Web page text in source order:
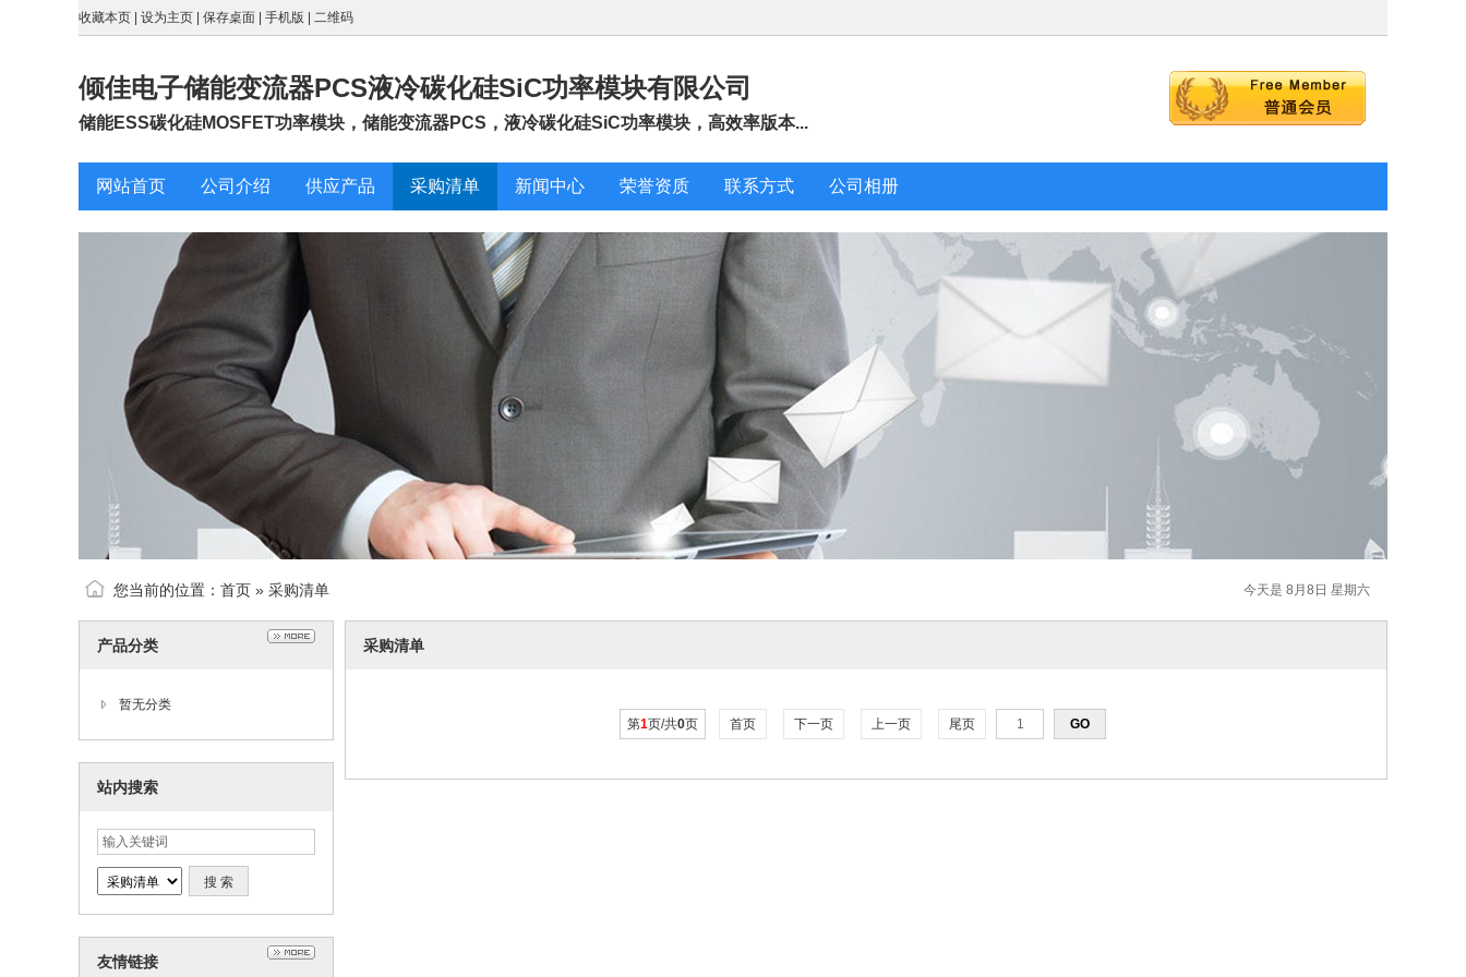
收藏本页 设为主页 保存桌面 手机版 二维码
倾佳电子储能变流器PCS液冷碳化硅SiC功率模块有限公司
储能ESS碳化硅MOSFET功率模块，储能变流器PCS，液冷碳化硅SiC功率模块，高效率版本...
网站首页 公司介绍 供应产品 采购清单 新闻中心 荣誉资质 联系方式 公司相册
今天是 8月8日 星期六
您当前的位置： 首页 » 采购清单
产品分类
暂无分类
站内搜索
友情链接
采购清单
第1页/共0页 首页 下一页 上一页 尾页